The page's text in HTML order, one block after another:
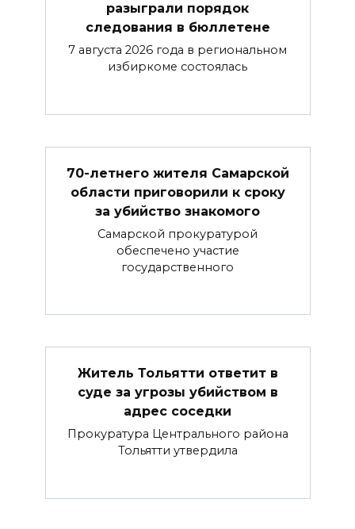
разыграли порядок
следования в бюллетене
7 августа 2026 года в региональном
избиркоме состоялась
70-летнего жителя Самарской
области приговорили к сроку
за убийство знакомого
Самарской прокуратурой
обеспечено участие
государственного
Житель Тольятти ответит в
суде за угрозы убийством в
адрес соседки
Прокуратура Центрального района
Тольятти утвердила